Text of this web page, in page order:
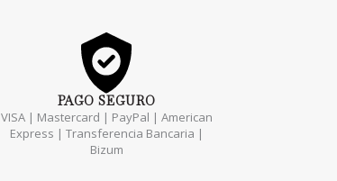
PAGOSEGURO
VISA | Mastercard | PayPal | American
Express | Transferencia Bancaria |
Bizum